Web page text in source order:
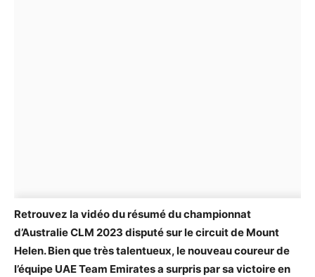
Retrouvez la vidéo du résumé du championnat
d’Australie CLM 2023 disputé sur le circuit de Mount
Helen. Bien que très talentueux, le nouveau coureur de
l’équipe UAE Team Emirates a surpris par sa victoire en